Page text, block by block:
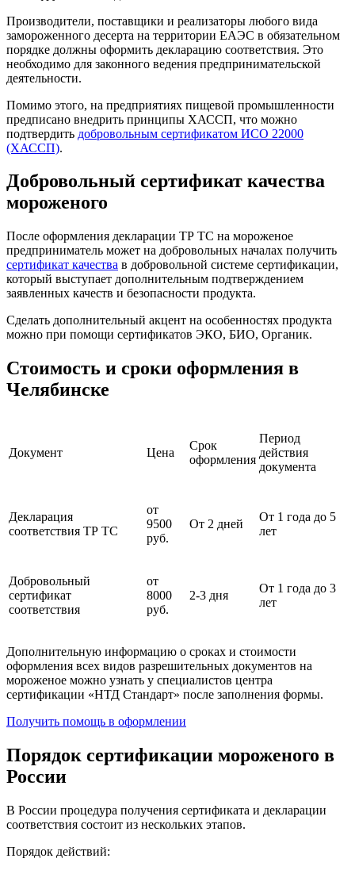
Производители, поставщики и реализаторы любого вида
замороженного десерта на территории ЕАЭС в обязательном
порядке должны оформить декларацию соответствия. Это
необходимо для законного ведения предпринимательской
деятельности.
Помимо этого, на предприятиях пищевой промышленности
предписано внедрить принципы ХАССП, что можно
подтвердить добровольным сертификатом ИСО 22000
(ХАССП).
Добровольный сертификат качества
мороженого
После оформления декларации ТР ТС на мороженое
предприниматель может на добровольных началах получить
сертификат качества в добровольной системе сертификации,
который выступает дополнительным подтверждением
заявленных качеств и безопасности продукта.
Сделать дополнительный акцент на особенностях продукта
можно при помощи сертификатов ЭКО, БИО, Органик.
Стоимость и сроки оформления в
Челябинске
Документ Цена
Срок
оформления
Период
действия
документа
Декларация
соответствия ТР ТС
от
9500
руб.
От 2 дней
От 1 года до 5
лет
Добровольный
сертификат
соответствия
от
8000
руб.
2-3 дня
От 1 года до 3
лет
Дополнительную информацию о сроках и стоимости
оформления всех видов разрешительных документов на
мороженое можно узнать у специалистов центра
сертификации «НТД Стандарт» после заполнения формы.
Получить помощь в оформлении
Порядок сертификации мороженого в
России
В России процедура получения сертификата и декларации
соответствия состоит из нескольких этапов.
Порядок действий: